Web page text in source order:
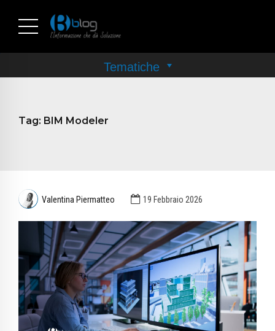
Tag: BIM Modeler
Valentina Piermatteo 19 Febbraio 2026